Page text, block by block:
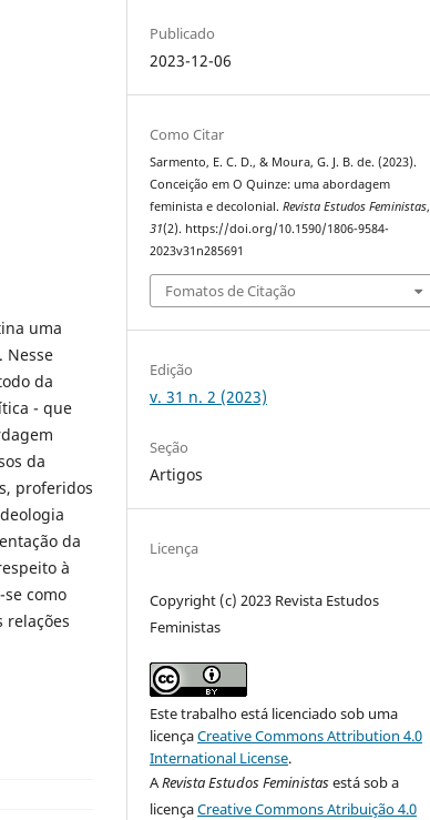
uma
Nesse
da
- que
da
proferidos
da
à
como
relações
Publicado
2023-12-06
Como Citar
Sarmento, E. C. D., & Moura, G. J. B. de. (2023).
Conceição em O Quinze: uma abordagem
feminista e decolonial.Revista Estudos Feministas,
31(2). https://doi.org/10.1590/1806-9584-
2023v31n285691
Fomatos de Citação
Edição
v. 31 n. 2 (2023)
Seção
Artigos
Licença
Copyright (c) 2023 Revista Estudos
Feministas
Este trabalho está licenciado sob uma
licençaCreative Commons Attribution 4.0
International License.
ARevista Estudos Feministasestá sob a
licençaCreative Commons Atribuição 4.0